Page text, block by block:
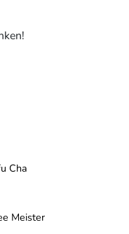
Cha
Meister